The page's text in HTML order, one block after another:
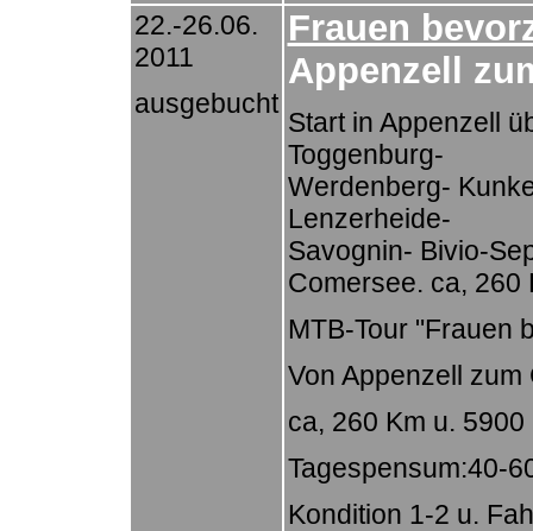
22.-26.06.
2011
ausgebucht
Frauen
Appenzell
Start in Appenzell
Toggenburg-
Werdenberg-
Lenzerheide-
Savognin- Bivio-
Comersee. ca, 260
MTB-Tour "Frauen
Von Appenzell zum
ca, 260 Km u. 5900
Tagespensum:40-
Kondition 1-2 u.